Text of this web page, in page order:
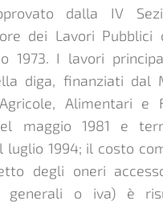
dalla IV
dei Lavori Pubblici
1973. I lavori
diga, finanziati dal
Alimentari e
maggio 1981 e
1994; il costo
degli oneri
generali o iva) è